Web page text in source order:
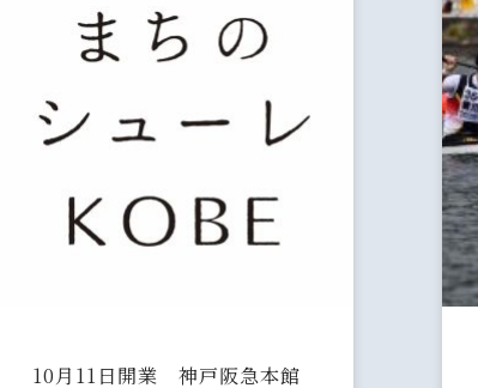
10月11日開業 神戸阪急本館